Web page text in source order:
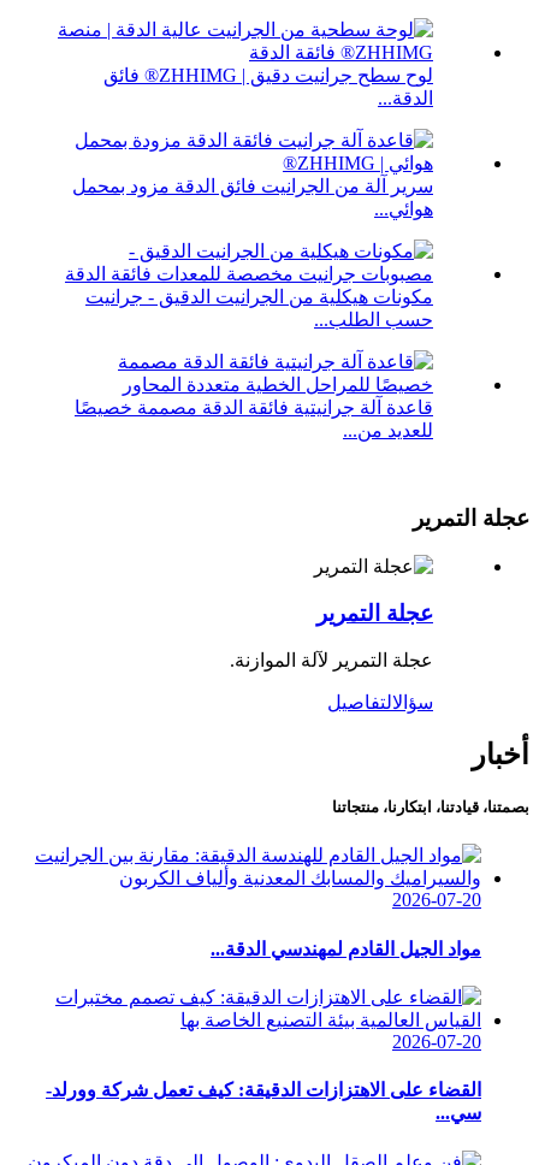
لوح سطح جرانيت دقيق | ZHHIMG® فائق
الدقة...
سرير آلة من الجرانيت فائق الدقة مزود بمحمل
هوائي...
مكونات هيكلية من الجرانيت الدقيق - جرانيت
حسب الطلب...
قاعدة آلة جرانيتية فائقة الدقة مصممة خصيصًا
للعديد من...
عجلة التمرير
عجلة التمرير
عجلة التمرير لآلة الموازنة.
سؤالالتفاصيل
أخبار
بصمتنا، قيادتنا، ابتكارنا، منتجاتنا
2026-07-20
مواد الجيل القادم لمهندسي الدقة...
2026-07-20
القضاء على الاهتزازات الدقيقة: كيف تعمل شركة وورلد-
سي...